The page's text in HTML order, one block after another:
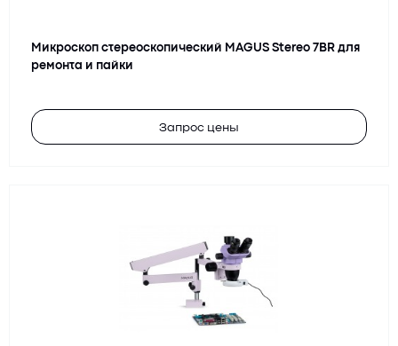
Микроскоп стереоскопический MAGUS Stereo 7BR для
ремонта и пайки
Запрос цены